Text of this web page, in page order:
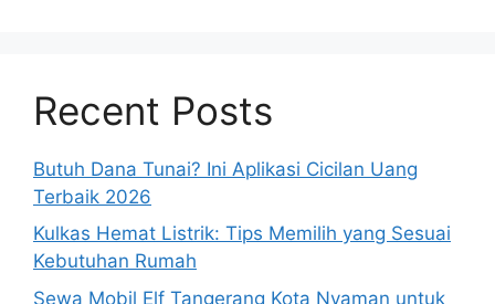
Recent Posts
Butuh Dana Tunai? Ini Aplikasi Cicilan Uang
Terbaik 2026
Kulkas Hemat Listrik: Tips Memilih yang Sesuai
Kebutuhan Rumah
Sewa Mobil Elf Tangerang Kota Nyaman untuk